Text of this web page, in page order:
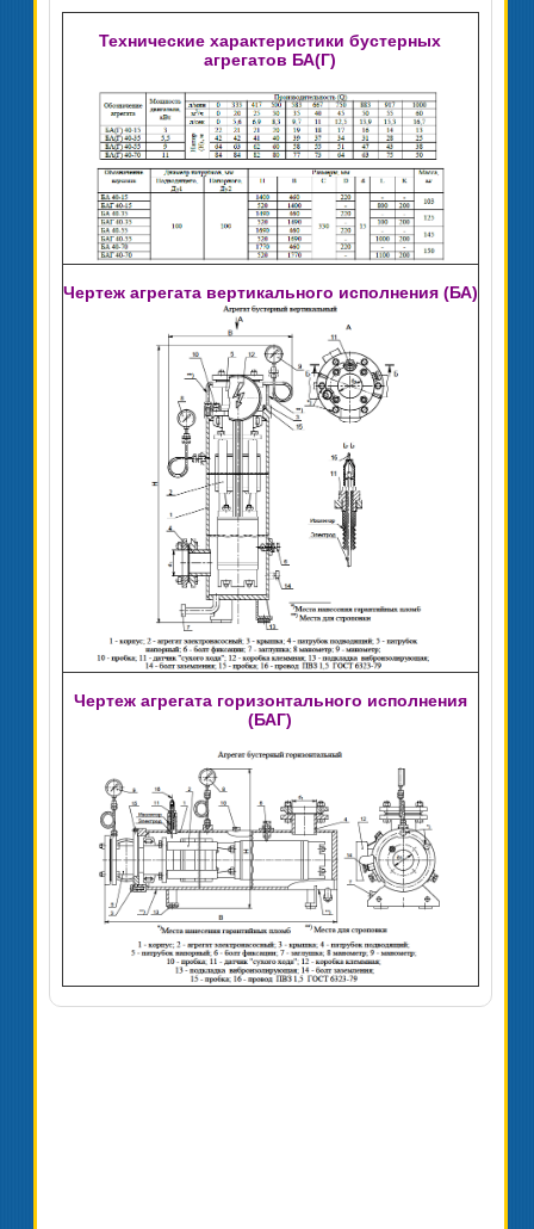
Технические характеристики бустерных
агрегатов БА(Г)
Чертеж агрегата вертикального исполнения (БА)
Чертеж агрегата горизонтального исполнения
(БАГ)